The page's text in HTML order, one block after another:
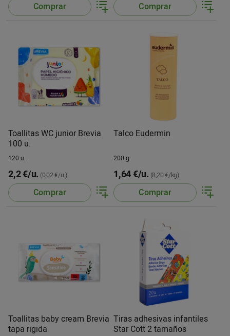
Comprar Comprar
Toallitas WC junior Brevia
100 u.
120 u.
2,2 €/u. (0,02 €/u.)
Comprar
Talco Eudermin
200 g
1,64 €/u. (8,20 €/kg)
Comprar
Toallitas baby cream Brevia
tapa rigida
Tiras adhesivas infantiles
Star Cott 2 tamaños